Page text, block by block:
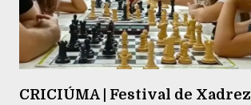
CRICIÚMA | Festival de Xadrez